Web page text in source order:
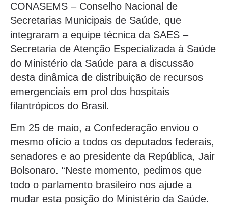
CONASEMS – Conselho Nacional de
Secretarias Municipais de Saúde, que
integraram a equipe técnica da SAES –
Secretaria de Atenção Especializada à Saúde
do Ministério da Saúde para a discussão
desta dinâmica de distribuição de recursos
emergenciais em prol dos hospitais
filantrópicos do Brasil.
Em 25 de maio, a Confederação enviou o
mesmo ofício a todos os deputados federais,
senadores e ao presidente da República, Jair
Bolsonaro. “Neste momento, pedimos que
todo o parlamento brasileiro nos ajude a
mudar esta posição do Ministério da Saúde.